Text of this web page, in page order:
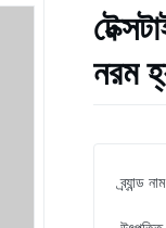
নরম
ব্র্যান্ড